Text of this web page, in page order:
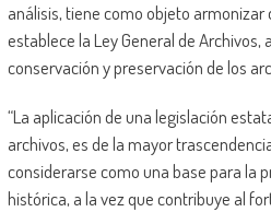
análisis, tiene como objeto armonizar
establece la Ley General de Archivos,
conservación y preservación de los
“La aplicación de una legislación
archivos, es de la mayor
considerarse como una base para la
histórica, a la vez que contribuye al